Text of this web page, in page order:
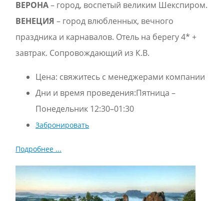
ВЕРОНА– город, воспетый великим Шекспиром.
ВЕНЕЦИЯ – город влюбленных, вечного
праздника и карнавалов. Отель на берегу 4* +
завтрак. Сопровождающий из К.В.
Цена: свяжитесь с менеджерами компании
Дни и время проведения:Пятница –
Понедельник 12:30–01:30
Забронировать
Подробнее ...